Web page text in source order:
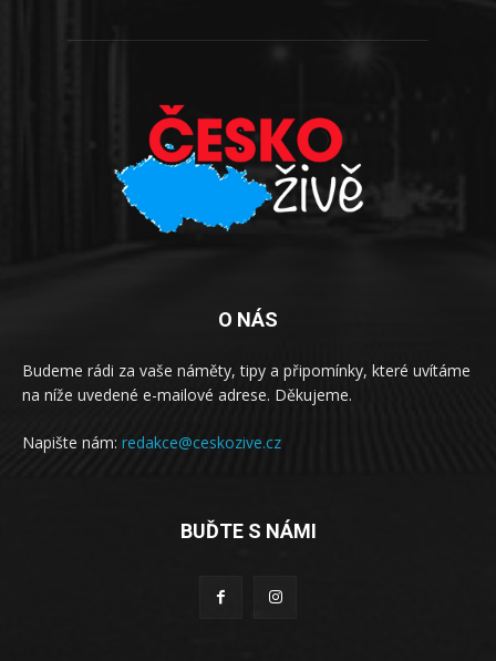
O NÁS
Budeme rádi za vaše náměty, tipy a připomínky, které uvítáme
na níže uvedené e-mailové adrese. Děkujeme.
Napište nám: redakce@ceskozive.cz
BUĎTE S NÁMI